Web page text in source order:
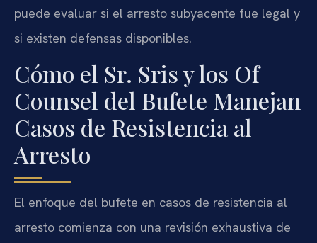
puede evaluar si el arresto subyacente fue legal y
si existen defensas disponibles.
Cómo el Sr. Sris y los Of
Counsel del Bufete Manejan
Casos de Resistencia al
Arresto
El enfoque del bufete en casos de resistencia al
arresto comienza con una revisión exhaustiva de